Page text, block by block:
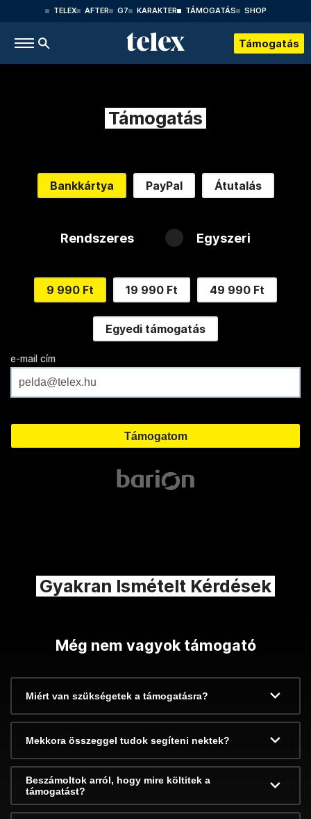
TELEX AFTER G7 KARAKTER TÁMOGATÁS SHOP
Támogatás
Támogatás
Bankkártya PayPal Átutalás
Rendszeres Egyszeri
9 990 Ft 19 990 Ft 49 990 Ft
Egyedi támogatás
e-mail cím
Gyakran Ismételt Kérdések
Még nem vagyok támogató
Miért van szükségetek a támogatásra?
Mekkora összeggel tudok segíteni nektek?
Beszámoltok arról, hogy mire költitek a
támogatást?